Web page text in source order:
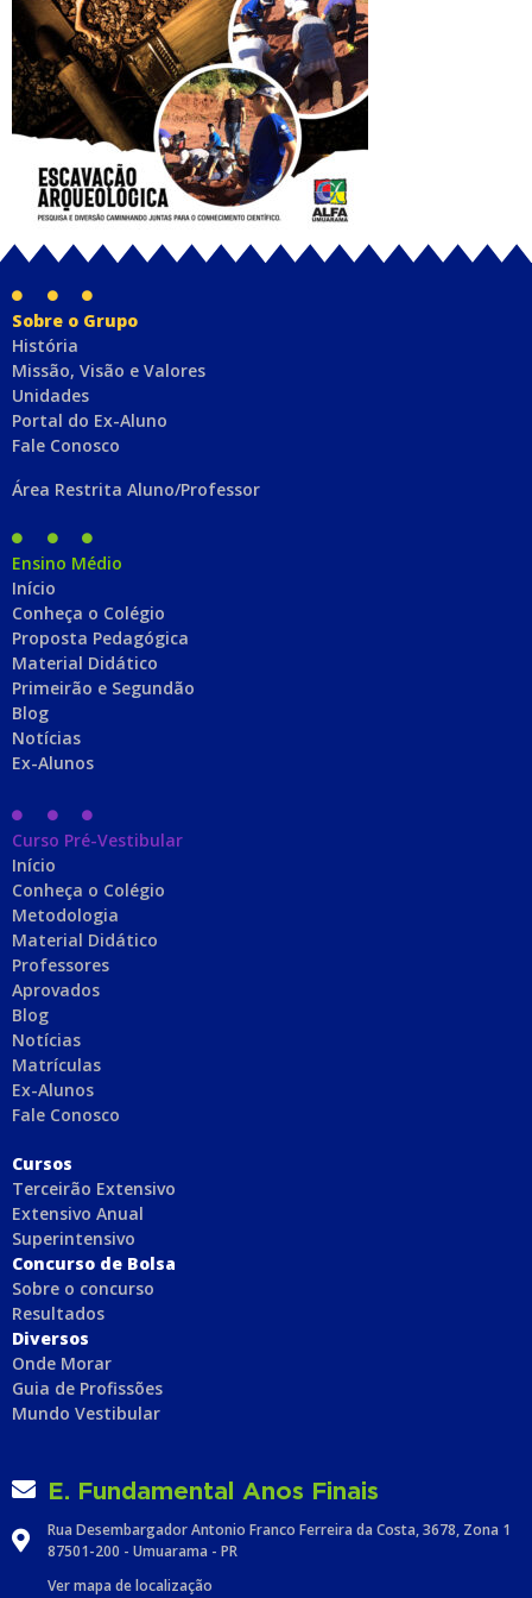
Sobre o Grupo
História
Missão, Visão e Valores
Unidades
Portal do Ex-Aluno
Fale Conosco
Área Restrita Aluno/Professor
Ensino Médio
Início
Conheça o Colégio
Proposta Pedagógica
Material Didático
Primeirão e Segundão
Blog
Notícias
Ex-Alunos
Curso Pré-Vestibular
Início
Conheça o Colégio
Metodologia
Material Didático
Professores
Aprovados
Blog
Notícias
Matrículas
Ex-Alunos
Fale Conosco
Cursos
Terceirão Extensivo
Extensivo Anual
Superintensivo
Concurso de Bolsa
Sobre o concurso
Resultados
Diversos
Onde Morar
Guia de Profissões
Mundo Vestibular
E. Fundamental Anos Finais
Rua Desembargador Antonio Franco Ferreira da Costa, 3678, Zona 1
87501-200 - Umuarama - PR
Ver mapa de localização